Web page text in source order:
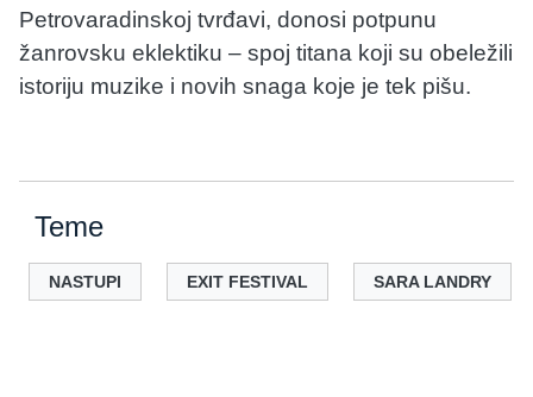
Petrovaradinskoj tvrđavi, donosi potpunu
žanrovsku eklektiku – spoj titana koji su obeležili
istoriju muzike i novih snaga koje je tek pišu.
Teme
NASTUPI EXIT FESTIVAL SARA LANDRY